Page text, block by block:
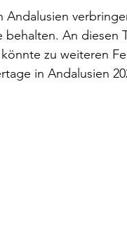
Andalusien
behalten. An
zu weiteren
in Andalusien